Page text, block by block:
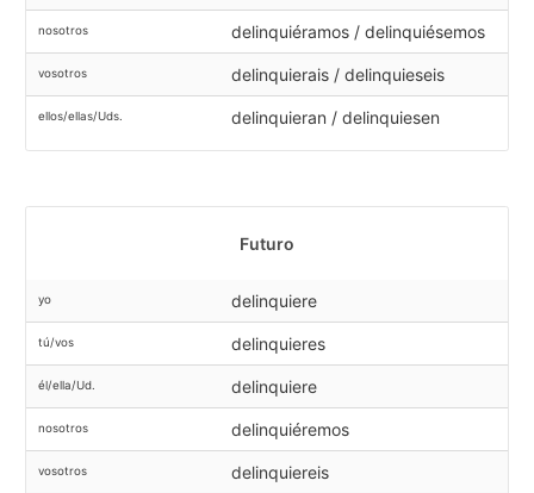
nosotros delinquiéramos / delinquiésemos
vosotros delinquierais / delinquieseis
ellos/ellas/Uds. delinquieran / delinquiesen
Futuro
yo delinquiere
tú/vos delinquieres
él/ella/Ud. delinquiere
nosotros delinquiéremos
vosotros delinquiereis